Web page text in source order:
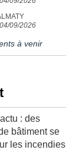
09/2026
à venir
: des
bâtiment se
les incendies